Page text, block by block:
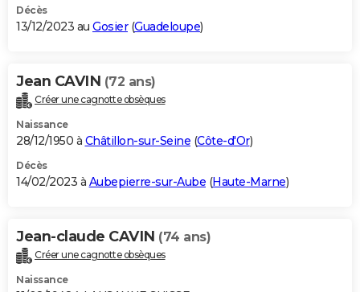
Décès
13/12/2023 au Gosier(Guadeloupe)
Jean CAVIN (72 ans)
Créer une cagnotte obsèques
Naissance
28/12/1950 à Châtillon-sur-Seine (Côte-d'Or)
Décès
14/02/2023 à Aubepierre-sur-Aube (Haute-Marne)
Jean-claude CAVIN (74 ans)
Créer une cagnotte obsèques
Naissance